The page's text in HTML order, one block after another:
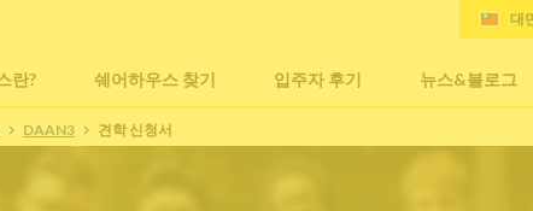
란? 쉐어하우스 찾기 입주자 후기 뉴스&블로그
대
DAAN3 견학 신청서